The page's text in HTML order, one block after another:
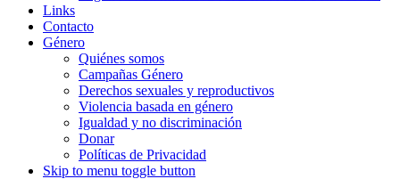
Links
Contacto
Género
Quiénes somos
Campañas Género
Derechos sexuales y reproductivos
Violencia basada en género
Igualdad y no discriminación
Donar
Políticas de Privacidad
Skip to menu toggle button